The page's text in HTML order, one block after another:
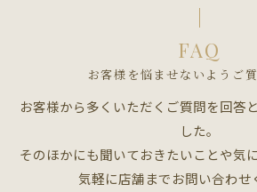
お客様を悩ませないようご
FAQ
お客様から多くいただくご質問を回答
した。
そのほかにも聞いておきたいことや気
気軽に店舗までお問い合わせ